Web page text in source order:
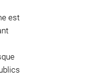
est